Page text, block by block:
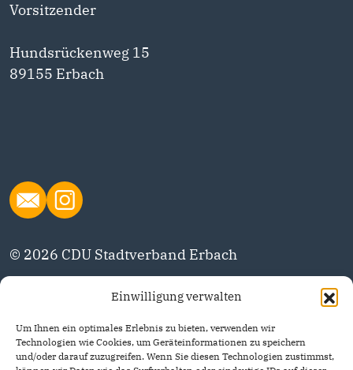
Einwilligung verwalten
Um Ihnen ein optimales Erlebnis zu bieten, verwenden wir
Technologien wie Cookies, um Geräteinformationen zu speichern
und/oder darauf zuzugreifen. Wenn Sie diesen Technologien zustimmst,
Vorsitzender
Hundsrückenweg 15
89155 Erbach
© 2026 CDU Stadtverband Erbach
Datenschutzerklärung
Impressum
CDU Deutschlands